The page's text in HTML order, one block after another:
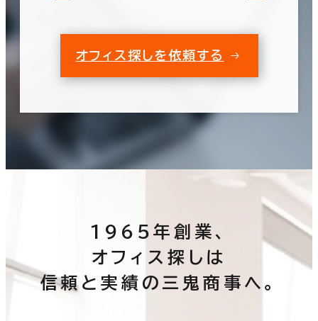
オフィス探しを依頼する
1965年創業、
オフィス探しは
信頼と実績の三鬼商事へ。